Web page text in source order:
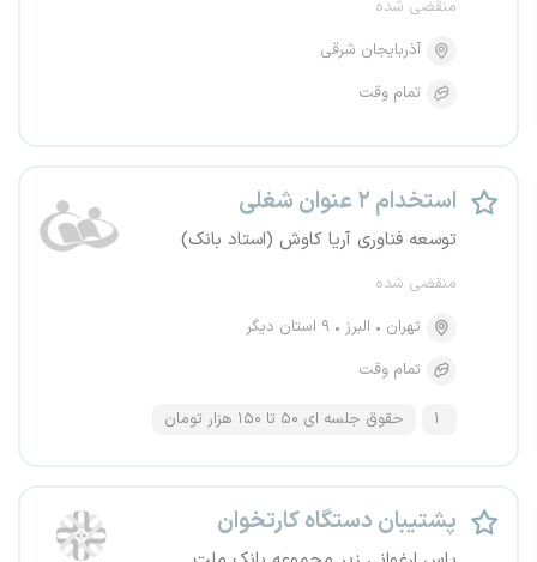
منقضی شده
آذربایجان شرقی
تمام وقت
استخدام ۲ عنوان شغلی
توسعه فناوری آریا کاوش (استاد بانک)
منقضی شده
تهران
البرز
۹ استان دیگر
تمام وقت
حقوق جلسه ای ۵۰ تا ۱۵۰ هزار تومان
پشتیبان دستگاه کارتخوان